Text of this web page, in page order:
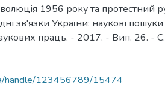
1956 року та протестний
зв'язки України: наукові пошуки
праць. - 2017. - Вип. 26. -
handle/123456789/15474